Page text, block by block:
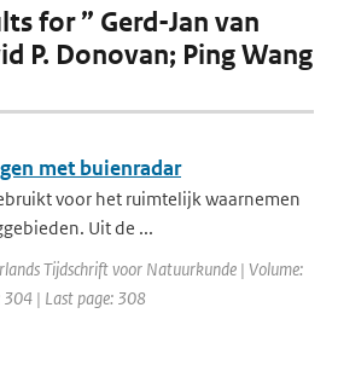
for ” Gerd-Jan van
P. Donovan; Ping Wang
met buienradar
voor het ruimtelijk waarnemen
Uit de ...
Tijdschrift voor Natuurkunde | Volume:
| Last page: 308